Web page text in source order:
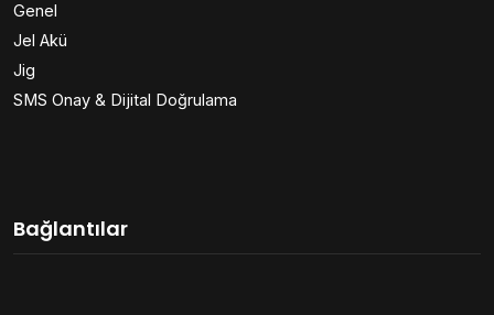
Genel
Jel Akü
Jig
SMS Onay & Dijital Doğrulama
Bağlantılar